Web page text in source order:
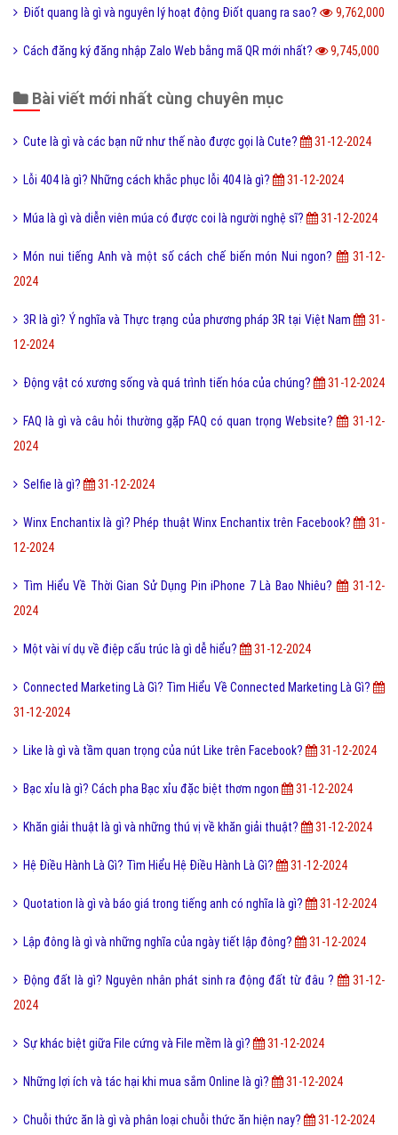
Điốt quang là gì và nguyên lý hoạt động Điốt quang ra sao? 9,762,000
Cách đăng ký đăng nhập Zalo Web bằng mã QR mới nhất? 9,745,000
Bài viết mới nhất cùng chuyên mục
Cute là gì và các bạn nữ như thế nào được gọi là Cute? 31-12-2024
Lỗi 404 là gì? Những cách khắc phục lỗi 404 là gì? 31-12-2024
Múa là gì và diễn viên múa có được coi là người nghệ sĩ? 31-12-2024
Món nui tiếng Anh và một số cách chế biến món Nui ngon?
31-12-
2024
3R là gì? Ý nghĩa và Thực trạng của phương pháp 3R tại Việt Nam
31-
12-2024
Động vật có xương sống và quá trình tiến hóa của chúng? 31-12-2024
FAQ là gì và câu hỏi thường gặp FAQ có quan trọng Website?
31-12-
2024
Selfie là gì? 31-12-2024
Winx Enchantix là gì? Phép thuật Winx Enchantix trên Facebook?
31-
12-2024
Tìm Hiểu Về Thời Gian Sử Dụng Pin iPhone 7 Là Bao Nhiêu?
31-12-
2024
Một vài ví dụ về điệp cấu trúc là gì dễ hiểu? 31-12-2024
Connected Marketing Là Gì? Tìm Hiểu Về Connected Marketing Là Gì?
31-12-2024
Like là gì và tầm quan trọng của nút Like trên Facebook? 31-12-2024
Bạc xỉu là gì? Cách pha Bạc xỉu đặc biệt thơm ngon 31-12-2024
Khăn giải thuật là gì và những thú vị về khăn giải thuật? 31-12-2024
Hệ Điều Hành Là Gì? Tìm Hiểu Hệ Điều Hành Là Gì? 31-12-2024
Quotation là gì và báo giá trong tiếng anh có nghĩa là gì? 31-12-2024
Lập đông là gì và những nghĩa của ngày tiết lập đông? 31-12-2024
Động đất là gì? Nguyên nhân phát sinh ra động đất từ đâu ?
31-12-
2024
Sự khác biệt giữa File cứng và File mềm là gì? 31-12-2024
Những lợi ích và tác hại khi mua sắm Online là gì? 31-12-2024
Chuỗi thức ăn là gì và phân loại chuỗi thức ăn hiện nay? 31-12-2024